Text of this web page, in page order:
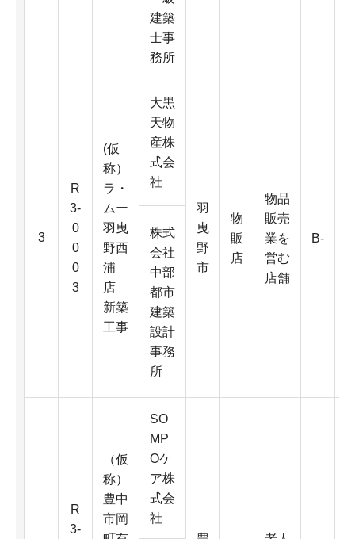
建築
士事
務所
3
R
3-
0
0
0
3
(仮
称）
ラ・
ムー
羽曳
野西
浦
店
新築
工事
大黒
天物
産株
式会
社
羽
曳
野
市
物
販
店
物品
販売
業を
営む
店舗
B-
株式
会社
中部
都市
建築
設計
事務
所
R
3-
（仮
称）
豊中
市岡
SO
MP
Oケ
ア株
式会
社